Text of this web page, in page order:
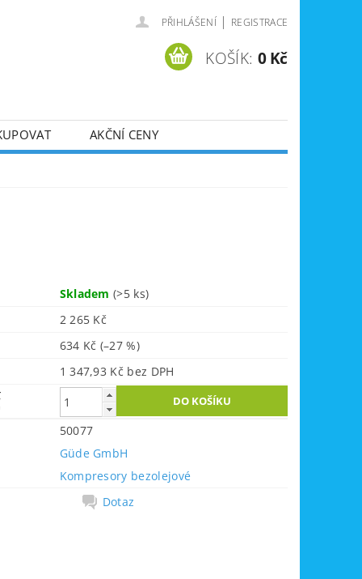
PŘIHLÁŠENÍ | REGISTRACE
KOŠÍK: 0 Kč
AKČNÍ CENY
Skladem(>5 ks)
2 265 Kč
634 Kč (–27 %)
1 347,93 Kč bez DPH
50077
Güde GmbH
Kompresory bezolejové
Dotaz